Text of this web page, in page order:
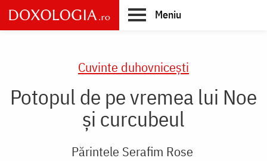
Skip
to
main
Meniu
Cuvinte duhovnicești
Potopul de pe vremea lui Noe
și curcubeul
Părintele Serafim Rose